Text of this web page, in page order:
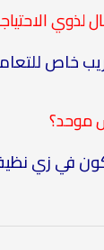
لذوي
خاص
موحد؟
في زي